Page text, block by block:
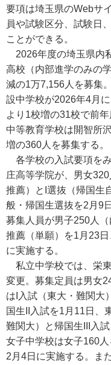
要項は埼玉県のWebサ
員や試験区分、試験日
ことができる。
2026年度の埼玉県内
高校（内部進学のみの
減の1万7,156人を募集
設中学校が2026年4月
より1校増の31校で前
中等教育学校は開智所
増の360人を募集する。
各学校の入試要項を
庄高等学院が、男女
推薦）とI選抜（帰国生
般・帰国生選抜を2月9
募集人員が男子250人
推薦（単願）を1月23
に実施する。
私立中学校では、栄
変更。募集定員は男女
はI入試（東大・難関大
国生II入試を1月11日、
難関大）と帰国生III入
女子中学校は女子160
2月4日に実施する。ま